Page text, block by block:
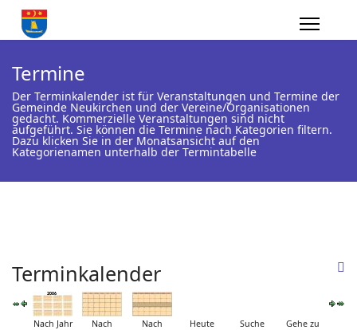
Termine
Der Terminkalender ist für Veranstaltungen und Termine der
Gemeinde Neukirchen und der Vereine/Organisationen
gedacht. Kommerzielle Veranstaltungen sind nicht
aufgeführt. Sie können die Termine nach Kategorien filtern.
Dazu klicken Sie in der Monatsansicht auf den
Kategorienamen unterhalb der Termintabelle
Terminkalender
Nach Jahr
Nach
Nach
Heute Suche
Gehe zu